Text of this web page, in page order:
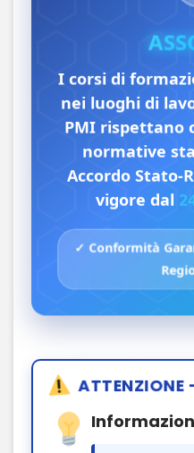
I corsi di
nei luoghi di
PMI rispettano
normative
Accordo Stato-
vigore dal
✓ Conformità
ATTENZIONE